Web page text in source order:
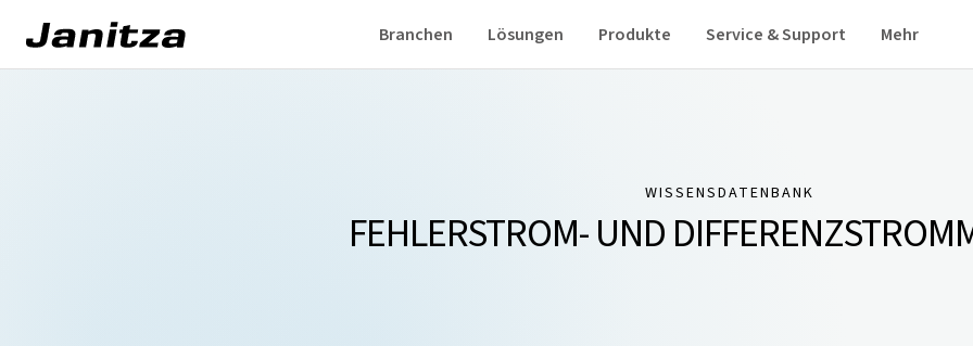
Branchen Lösungen Produkte Service & Support Mehr
WISSENSDATENBANK
FEHLERSTROM- UND